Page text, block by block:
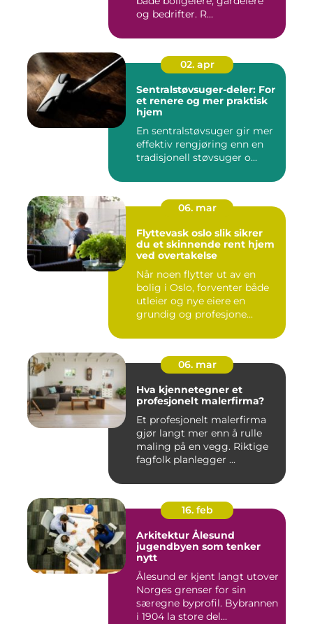
og bedrifter. R...
02. apr
Sentralstøvsuger-deler: For
et renere og mer praktisk
hjem
En sentralstøvsuger gir mer
effektiv rengjøring enn en
tradisjonell støvsuger o...
06. mar
Flyttevask oslo slik sikrer
du et skinnende rent hjem
ved overtakelse
Når noen flytter ut av en
bolig i Oslo, forventer både
utleier og nye eiere en
grundig og profesjone...
06. mar
Hva kjennetegner et
profesjonelt malerfirma?
Et profesjonelt malerfirma
gjør langt mer enn å rulle
maling på en vegg. Riktige
fagfolk planlegger ...
16. feb
Arkitektur Ålesund
jugendbyen som tenker
nytt
Ålesund er kjent langt utover
Norges grenser for sin
særegne byprofil. Bybrannen
i 1904 la store del...